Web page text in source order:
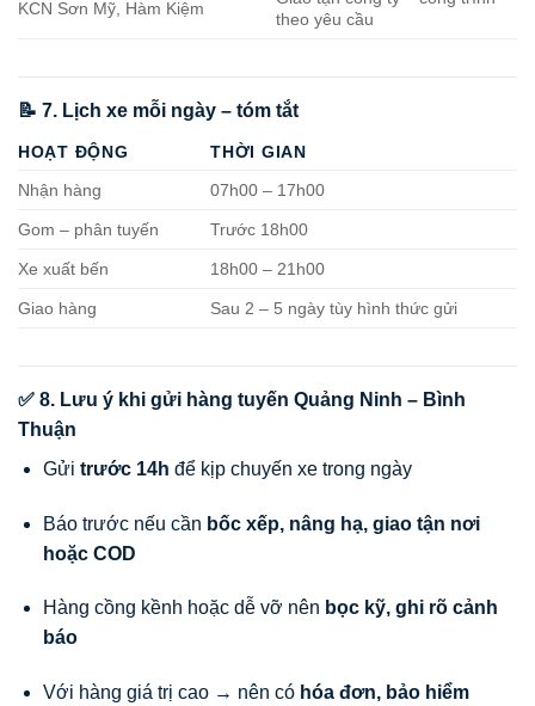
KCN Sơn Mỹ, Hàm Kiệm
theo yêu cầu
📝 7. Lịch xe mỗi ngày – tóm tắt
HOẠT ĐỘNG
THỜI GIAN
Nhận hàng
07h00 – 17h00
Gom – phân tuyến Trước 18h00
Xe xuất bến 18h00 – 21h00
Giao hàng Sau 2 – 5 ngày tùy hình thức gửi
✅ 8. Lưu ý khi gửi hàng tuyến Quảng Ninh – Bình
Thuận
Gửi trước 14h để kịp chuyến xe trong ngày
Báo trước nếu cần bốc xếp, nâng hạ, giao tận nơi
hoặc COD
Hàng cồng kềnh hoặc dễ vỡ nên bọc kỹ, ghi rõ cảnh
báo
Với hàng giá trị cao → nên có hóa đơn, bảo hiểm